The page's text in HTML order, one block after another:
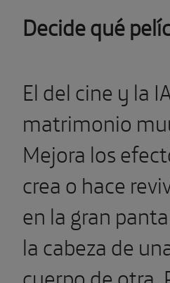
Decide qué
El del cine y la
matrimonio
Mejora los
crea o hace
en la gran
la cabeza de